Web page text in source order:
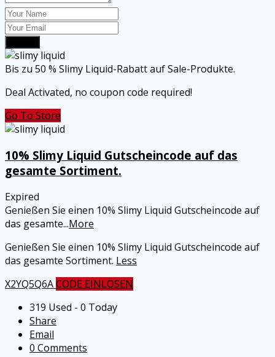
Bis zu 50 % Slimy Liquid-Rabatt auf Sale-Produkte.
Deal Activated, no coupon code required!
Go To Store
10% Slimy Liquid Gutscheincode auf das
gesamte Sortiment.
Expired
Genießen Sie einen 10% Slimy Liquid Gutscheincode auf
das gesamte...More
Genießen Sie einen 10% Slimy Liquid Gutscheincode auf
das gesamte Sortiment. Less
X2YQ5Q6ACODE EINLÖSEN
319 Used - 0 Today
Share
Email
0 Comments